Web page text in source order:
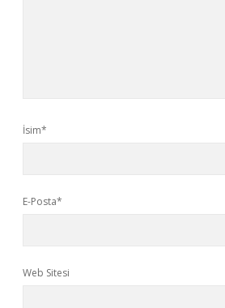
İsim*
E-Posta*
Web Sitesi